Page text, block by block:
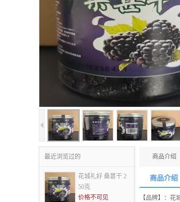
最近浏览过的
花城礼好 桑葚干 2
50克
价格不可见
商品介绍
商品介绍
【品牌】：花